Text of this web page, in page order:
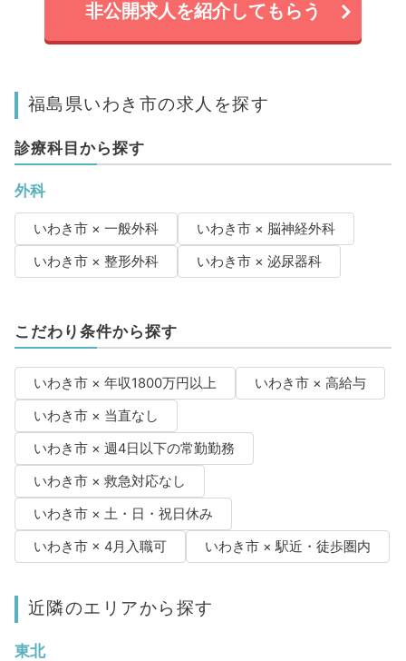
非公開求人を紹介してもらう
福島県いわき市の求人を探す
診療科目から探す
外科
いわき市 × 一般外科
いわき市 × 脳神経外科
いわき市 × 整形外科
いわき市 × 泌尿器科
こだわり条件から探す
いわき市 × 年収1800万円以上
いわき市 × 高給与
いわき市 × 当直なし
いわき市 × 週4日以下の常勤勤務
いわき市 × 救急対応なし
いわき市 × 土・日・祝日休み
いわき市 × 4月入職可
いわき市 × 駅近・徒歩圏内
近隣のエリアから探す
東北